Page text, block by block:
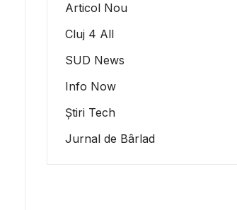
Articol Nou
Cluj 4 All
SUD News
Info Now
Știri Tech
Jurnal de Bârlad